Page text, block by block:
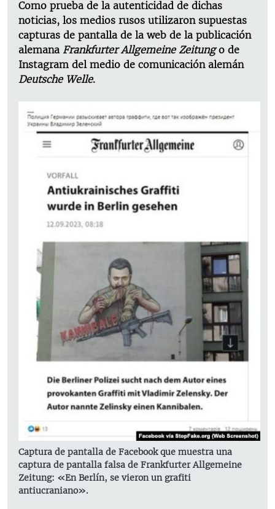
Como prueba de la autenticidad de dichas
noticias, los medios rusos utilizaron supuestas
capturas de pantalla de la web de la publicación
alemana Frankfurter Allgemeine Zeitungo de
Instagram del medio de comunicación alemán
Deutsche Welle.
Captura de pantalla de Facebook que muestra una
captura de pantalla falsa de Frankfurter Allgemeine
Zeitung: «En Berlín, se vieron un grafiti
antiucraniano».